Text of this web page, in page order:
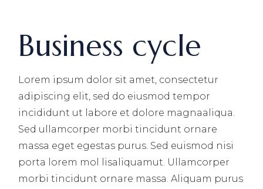
Business cycle
Lorem ipsum dolor sit amet, consectetur
adipiscing elit, sed do eiusmod tempor
incididunt ut labore et dolore magnaaliqua.
Sed ullamcorper morbi tincidunt ornare
massa eget egestas purus. Sed euismod nisi
porta lorem mol lisaliquamut. Ullamcorper
morbi tincidunt ornare massa. Aliquam purus